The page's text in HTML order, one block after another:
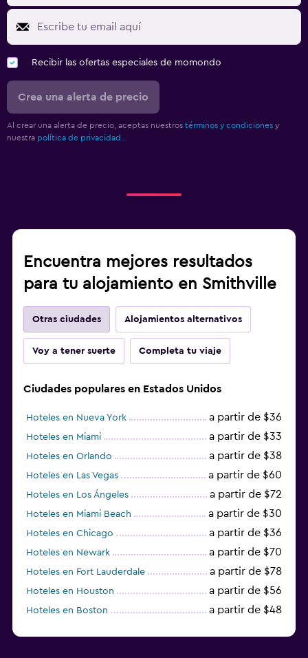
Recibir las ofertas especiales de momondo
Crea una alerta de precio
Al crear una alerta de precio, aceptas nuestros términos y condiciones y
nuestra política de privacidad.
Encuentra mejores resultados
para tu alojamiento en Smithville
Otras ciudades Alojamientos alternativos
Voy a tener suerte Completa tu viaje
Ciudades populares en Estados Unidos
Hoteles en Nueva York a partir de $36
Hoteles en Miami a partir de $33
Hoteles en Orlando a partir de $38
Hoteles en Las Vegas a partir de $60
Hoteles en Los Ángeles a partir de $72
Hoteles en Miami Beach a partir de $30
Hoteles en Chicago a partir de $36
Hoteles en Newark a partir de $70
Hoteles en Fort Lauderdale a partir de $78
Hoteles en Houston a partir de $56
Hoteles en Boston a partir de $48